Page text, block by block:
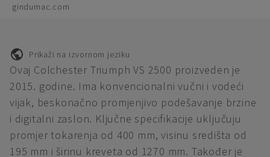
gindumac.com
Prikaži na izvornom jeziku
Ovaj Colchester Triumph VS 2500 proizveden je
2015. godine. Ima konvencionalni vučni i vodeći
vijak, beskonačno promjenjivo podešavanje brzine
i digitalni zaslon. Ključne specifikacije uključuju
promjer tokarenja od 400 mm, visinu središta od
195 mm i širinu kreveta od 1270 mm. Također je